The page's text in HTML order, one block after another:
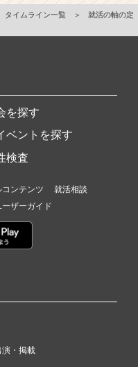
タイムライン一覧 ＞
就活の軸の定
を探す
ベントを探す
検査
ンテンツ
就活相談
ザーガイド
演・掲載